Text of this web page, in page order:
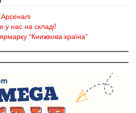
у нас на складі!
“Книжкова країна”